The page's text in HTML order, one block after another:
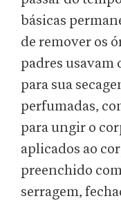
básicas
de remover os
padres usavam
para sua
perfumadas,
para ungir o
aplicados ao
preenchido
serragem,